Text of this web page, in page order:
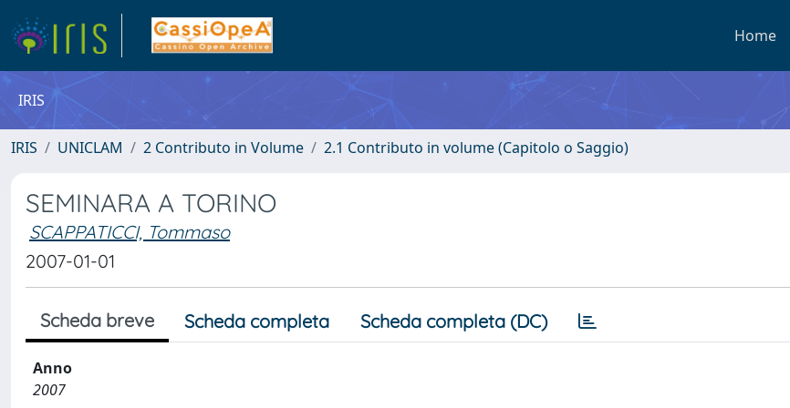
Home
IRIS
IRIS UNICLAM 2 Contributo in Volume 2.1 Contributo in volume (Capitolo o Saggio)
SEMINARA A TORINO
SCAPPATICCI, Tommaso
2007-01-01
Scheda breve Scheda completa Scheda completa (DC)
Anno
2007